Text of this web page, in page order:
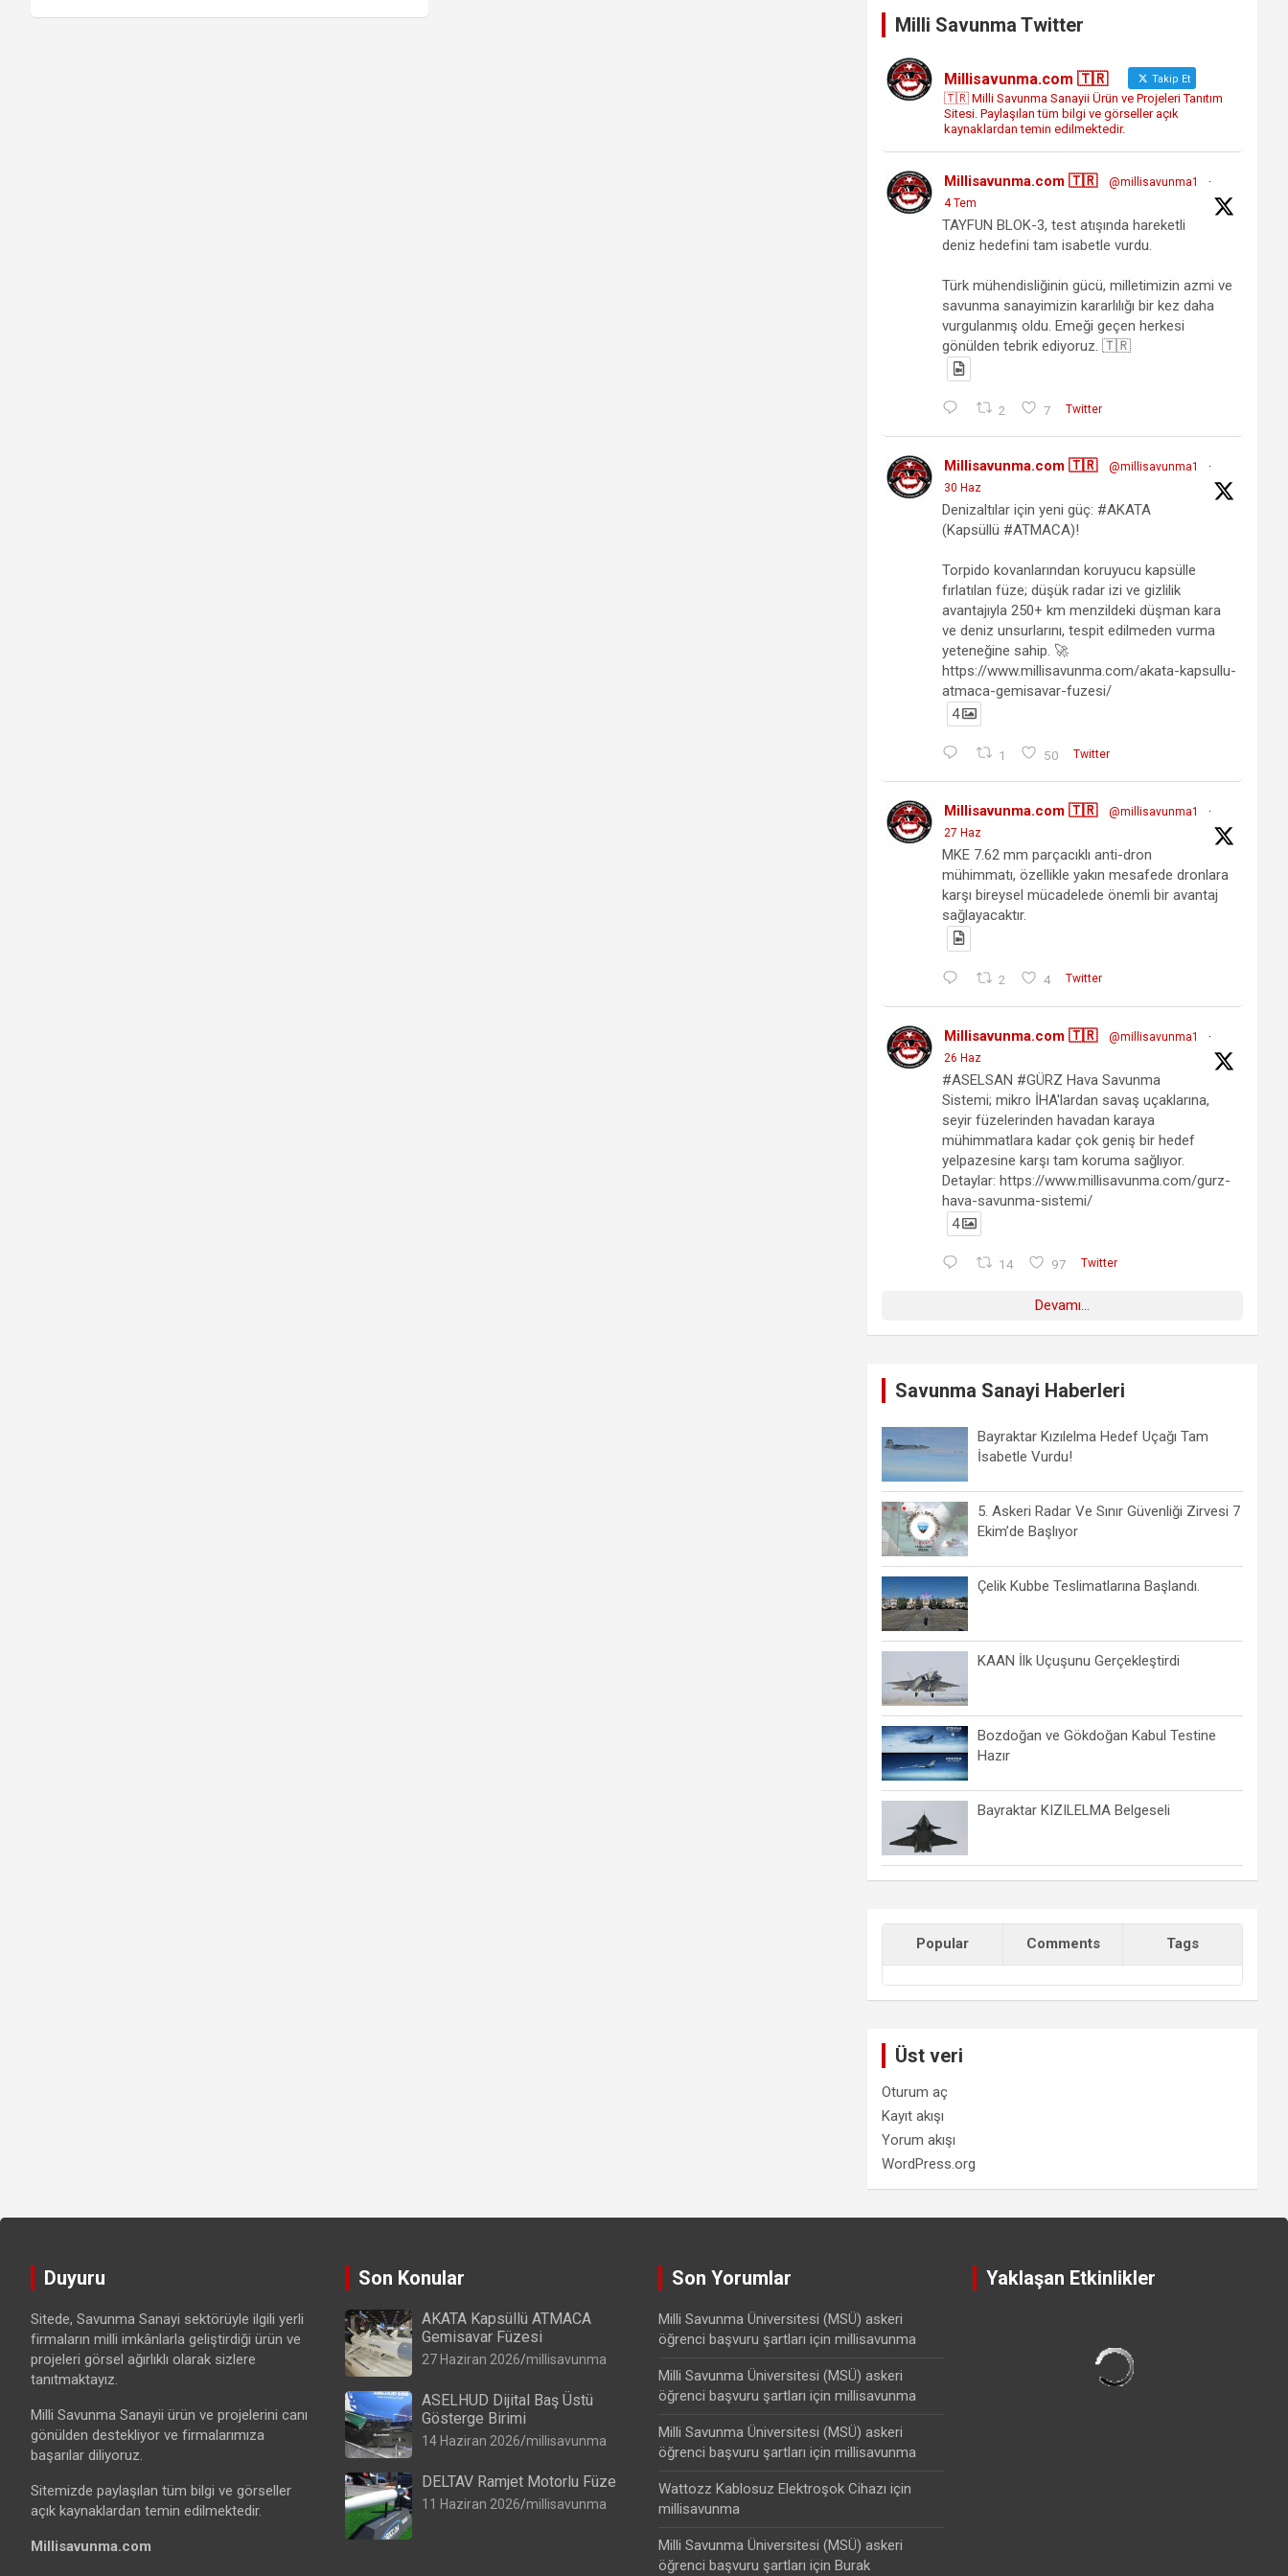
Milli Savunma Twitter
Millisavunma.com 🇹🇷 Takip Et
🇹🇷 Milli Savunma Sanayii Ürün ve Projeleri Tanıtım
Sitesi. Paylaşılan tüm bilgi ve görseller açık
kaynaklardan temin edilmektedir.
Millisavunma.com 🇹🇷 @millisavunma1
·
4 Tem
TAYFUN BLOK-3, test atışında hareketli
deniz hedefini tam isabetle vurdu.
Türk mühendisliğinin gücü, milletimizin azmi ve
savunma sanayimizin kararlılığı bir kez daha
vurgulanmış oldu. Emeği geçen herkesi
gönülden tebrik ediyoruz. 🇹🇷
2 7 Twitter
Millisavunma.com 🇹🇷 @millisavunma1
·
30 Haz
Denizaltılar için yeni güç: #AKATA
(Kapsüllü #ATMACA)!
Torpido kovanlarından koruyucu kapsülle
fırlatılan füze; düşük radar izi ve gizlilik
avantajıyla 250+ km menzildeki düşman kara
ve deniz unsurlarını, tespit edilmeden vurma
yeteneğine sahip. 🚀
https://www.millisavunma.com/akata-kapsullu-
atmaca-gemisavar-fuzesi/
4
1 50 Twitter
Millisavunma.com 🇹🇷 @millisavunma1
·
27 Haz
MKE 7.62 mm parçacıklı anti-dron
mühimmatı, özellikle yakın mesafede dronlara
karşı bireysel mücadelede önemli bir avantaj
sağlayacaktır.
2 4 Twitter
Millisavunma.com 🇹🇷 @millisavunma1
·
26 Haz
#ASELSAN #GÜRZ Hava Savunma
Sistemi; mikro İHA'lardan savaş uçaklarına,
seyir füzelerinden havadan karaya
mühimmatlara kadar çok geniş bir hedef
yelpazesine karşı tam koruma sağlıyor.
Detaylar: https://www.millisavunma.com/gurz-
hava-savunma-sistemi/
4
14 97 Twitter
Devamı...
Savunma Sanayi Haberleri
Bayraktar Kızılelma Hedef Uçağı Tam
İsabetle Vurdu!
5. Askeri Radar Ve Sınır Güvenliği Zirvesi 7
Ekim’de Başlıyor
Çelik Kubbe Teslimatlarına Başlandı.
KAAN İlk Uçuşunu Gerçekleştirdi
Bozdoğan ve Gökdoğan Kabul Testine
Hazır
Bayraktar KIZILELMA Belgeseli
Popular Comments Tags
Üst veri
Oturum aç
Kayıt akışı
Yorum akışı
WordPress.org
Duyuru
Sitede, Savunma Sanayi sektörüyle ilgili yerli
firmaların milli imkânlarla geliştirdiği ürün ve
projeleri görsel ağırlıklı olarak sizlere
tanıtmaktayız.
Milli Savunma Sanayii ürün ve projelerini canı
gönülden destekliyor ve firmalarımıza
başarılar diliyoruz.
Sitemizde paylaşılan tüm bilgi ve görseller
açık kaynaklardan temin edilmektedir.
Millisavunma.com
Son Konular
AKATA Kapsüllü ATMACA
Gemisavar Füzesi
27 Haziran 2026 millisavunma
ASELHUD Dijital Baş Üstü
Gösterge Birimi
14 Haziran 2026 millisavunma
DELTAV Ramjet Motorlu Füze
11 Haziran 2026 millisavunma
Son Yorumlar
Milli Savunma Üniversitesi (MSÜ) askeri
öğrenci başvuru şartları için millisavunma
Milli Savunma Üniversitesi (MSÜ) askeri
öğrenci başvuru şartları için millisavunma
Milli Savunma Üniversitesi (MSÜ) askeri
öğrenci başvuru şartları için millisavunma
Wattozz Kablosuz Elektroşok Cihazı için
millisavunma
Milli Savunma Üniversitesi (MSÜ) askeri
öğrenci başvuru şartları için Burak
Yaklaşan Etkinlikler